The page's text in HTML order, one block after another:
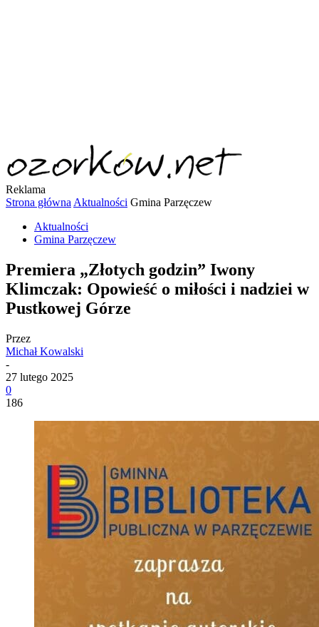
Reklama
Strona główna Aktualności Gmina Parzęczew
Aktualności
Gmina Parzęczew
Premiera „Złotych godzin” Iwony
Klimczak: Opowieść o miłości i nadziei w
Pustkowej Górze
Przez
Michał Kowalski
-
27 lutego 2025
0
186